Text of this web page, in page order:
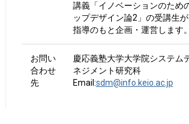
講義「イノベーションのため
ップデザイン論2」の受講生
指導のもと企画・運営します。
お問い
合わせ
先
慶応義塾大学大学院システム
ネジメント研究科
Email:sdm@info.keio.ac.jp